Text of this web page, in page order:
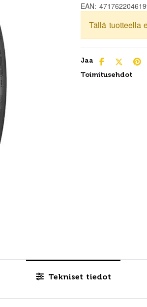
EAN:
Tällä tuotteella
Jaa
Toimitusehdot
Tekniset tiedot